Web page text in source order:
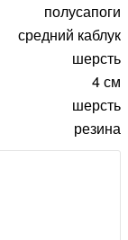
полусапоги
средний каблук
шерсть
4 см
шерсть
резина